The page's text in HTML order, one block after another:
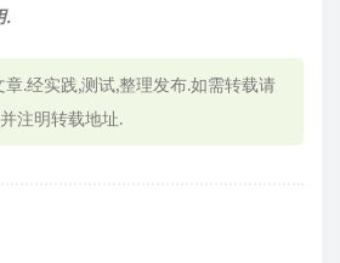
.
章.经实践,测试,整理发布.如需转载请
注明转载地址.